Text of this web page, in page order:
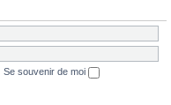
Se souvenir de moi